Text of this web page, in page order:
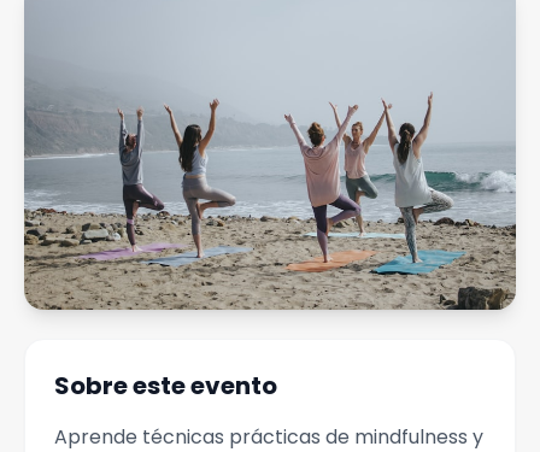
Sobre este evento
Aprende técnicas prácticas de mindfulness y